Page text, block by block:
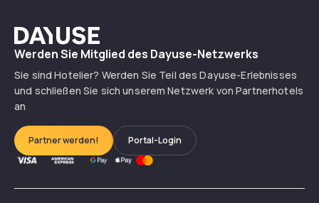
Dayuse
Werden Sie Mitglied des Dayuse-Netzwerks
Sie sind Hotelier? Werden Sie Teil des Dayuse-Erlebnisses
und schließen Sie sich unserem Netzwerk von Partnerhotels
an
Partner werden! Portal-Login